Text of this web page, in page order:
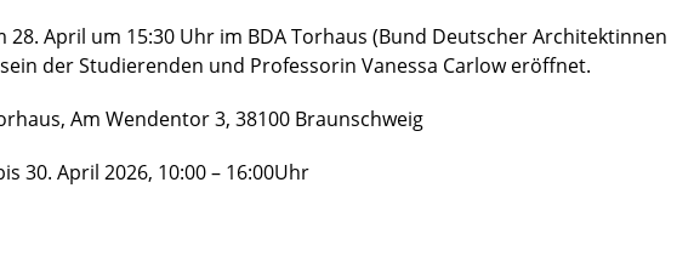
28. April um 15:30 Uhr im BDA Torhaus (Bund Deutscher Architektinnen
der Studierenden und Professorin Vanessa Carlow eröffnet.
Am Wendentor 3, 38100 Braunschweig
30. April 2026, 10:00 – 16:00Uhr